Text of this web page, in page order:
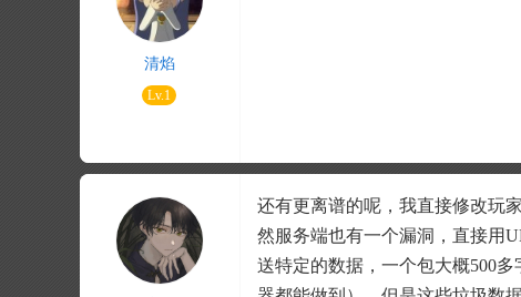
清焰
Lv.1
还有更离谱的呢，我直接修改玩
然服务端也有一个漏洞，直接用
送特定的数据，一个包大概500